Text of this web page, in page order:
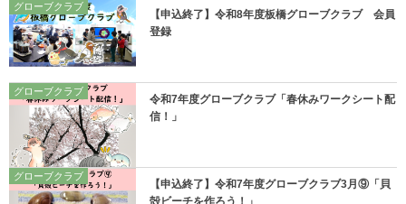
グローブクラブ
【申込終了】令和8年度板橋グローブクラブ 会員
登録
グローブクラブ
令和7年度グローブクラブ「春休みワークシート配
信！」
グローブクラブ
【申込終了】令和7年度グローブクラブ3月⑨「貝
殻ビーチを作ろう！」